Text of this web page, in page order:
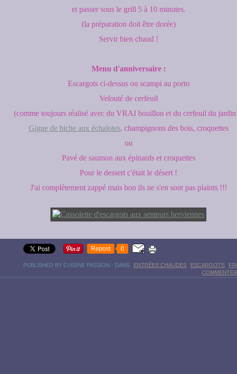
et passer sous le grill 5 à 10 minutes.
(la préparation doit être dorée)
Servir bien chaud !
Menu d'anniversaire :
Escargots ci-dessus ou scampi au porto
Velouté de cerfeuil
(comme toujours réalisé avec du VRAI bouillon et du cerfeuil du
Gigue de biche aux échalotes, champignons des bois, croquettes
ou
Pavé de saumon aux épinards et croquettes
Pour le dessert c'était le désert !
J'ai complètement zappé mais bon ils ne s'en sont pas plaints !!!
Repost 0
PUBLISHED BY CUISINE PASSION - DANS ENTRÉES CHAUDES ESCARGOTS